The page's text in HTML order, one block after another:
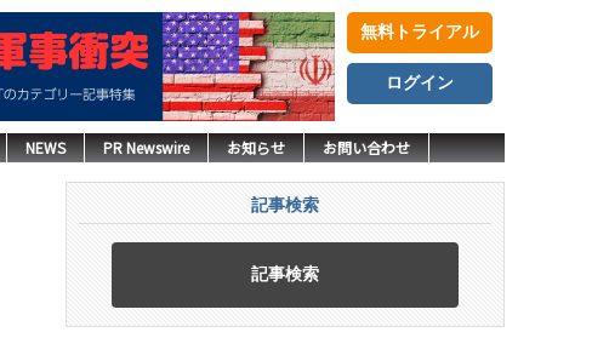
無料トライアル
ログイン
NEWS PR Newswire お知らせ お問い合わせ
記事検索
記事検索